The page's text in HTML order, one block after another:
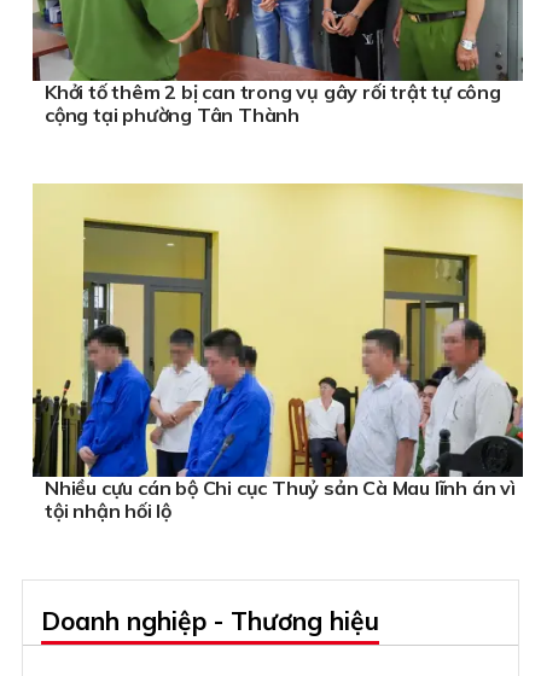
Khởi tố thêm 2 bị can trong vụ gây rối trật tự công
cộng tại phường Tân Thành
Nhiều cựu cán bộ Chi cục Thuỷ sản Cà Mau lĩnh án vì
tội nhận hối lộ
Doanh nghiệp - Thương hiệu